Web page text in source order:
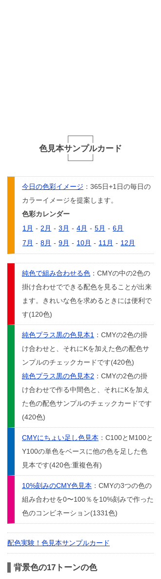
色見本サンプルカード
今日の色彩イメージ ：365日+1日の毎日の
カラーイメージを提案します。
色彩カレンダー
1月 - 2月 - 3月 - 4月 - 5月 - 6月
7月 - 8月 - 9月 - 10月 - 11月 - 12月
純色で組み合わせる色 ：CMYの中の2色の
掛け合わせでできる配色を見ることが出来
ます。きれいな色を求めるときには便利で
す(120色)
純色プラス黒の色見本1 ：CMYの2色の掛
け合わせと、それにKを加えた色の配色サ
ンプルのチェックカードです(420色)
純色プラス黒の色見本2 ：CMYの2色の掛
け合わせで作る中間色と、それにKを加え
た色の配色サンプルのチェックカードです
(420色)
CMYにちょい足し色見本 ：C100とM100と
Y100の単色をベースに他の色を足した色
見本です(420色:重複色有)
10%刻みのCMY色見本 ：CMYの3つの色の
組み合わせを0〜100％を10%刻みで作った
色のコンビネーション(1331色)
配色実験！色見本サンプルカード
背景色の17トーンの色